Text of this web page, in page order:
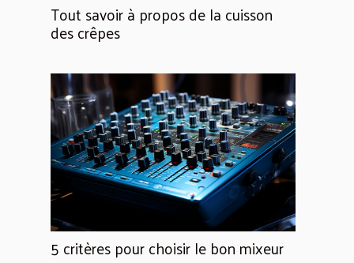
Tout savoir à propos de la cuisson
des crêpes
5 critères pour choisir le bon mixeur